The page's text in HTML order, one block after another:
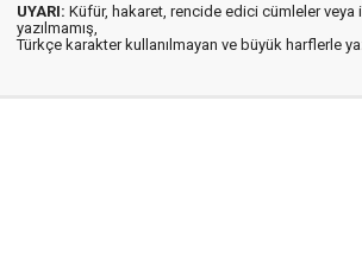
UYARI: Küfür, hakaret, rencide edici cümleler veya
yazılmamış,
Türkçe karakter kullanılmayan ve büyük harflerle